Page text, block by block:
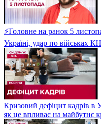
⚡Головне на ранок 5
Україні, удар по військах
Кризовий дефіцит кадрів в
як це впливає на майбутнє